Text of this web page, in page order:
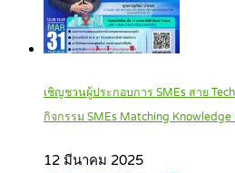
เชิญชวนผู้ประกอบการ SMEs สาย
กิจกรรม SMEs Matching Knowledge
12 มีนาคม 2025